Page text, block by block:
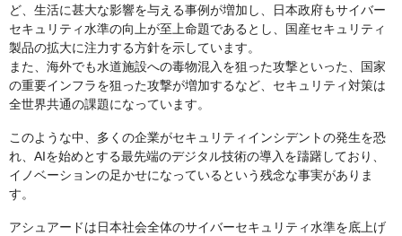
ど、生活に甚大な影響を与える事例が増加し、日本政府もサイバー
セキュリティ水準の向上が至上命題であるとし、国産セキュリティ
製品の拡大に注力する方針を示しています。
また、海外でも水道施設への毒物混入を狙った攻撃といった、国家
の重要インフラを狙った攻撃が増加するなど、セキュリティ対策は
全世界共通の課題になっています。
このような中、多くの企業がセキュリティインシデントの発生を恐
れ、AIを始めとする最先端のデジタル技術の導入を躊躇しており、
イノベーションの足かせになっているという残念な事実がありま
す。
アシュアードは日本社会全体のサイバーセキュリティ水準を底上げ